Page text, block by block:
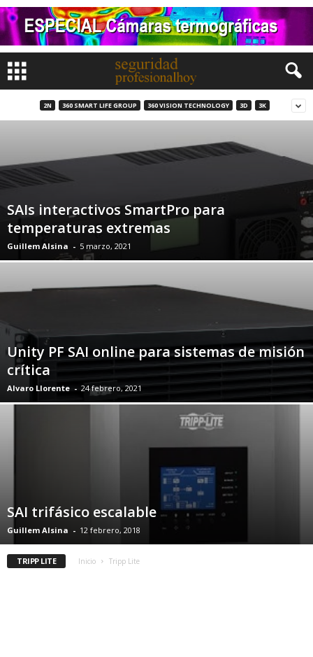
2N 360 SMART LIFE GROUP 360 VISION TECHNOLOGY 3D 3K
SAIs interactivos SmartPro para
temperaturas extremas
Guillem Alsina - 5 marzo, 2021
Unity PF SAI online para sistemas de misión
crítica
Alvaro Llorente - 24 febrero, 2021
SAI trifásico escalable
Guillem Alsina - 12 febrero, 2018
TRIPP LITE Inicio Tripp Lite